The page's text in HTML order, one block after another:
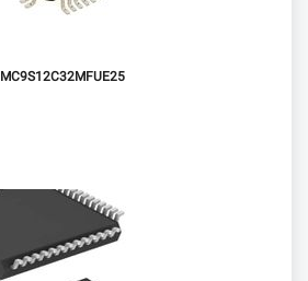
MC9S12C32MFUE25